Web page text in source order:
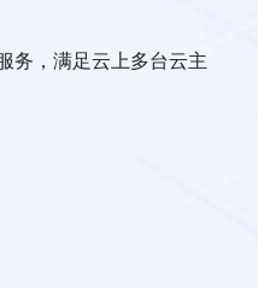
务，满足云上多台云主